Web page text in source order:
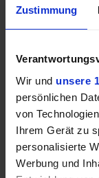
Zustimmung
Wir und unsere
persönlichen
von
Ihrem Gerät zu
personalisierte
Werbung und
Abschnitt
gutgeschrieben.
Anwendung
drücken Sie auf
Sie